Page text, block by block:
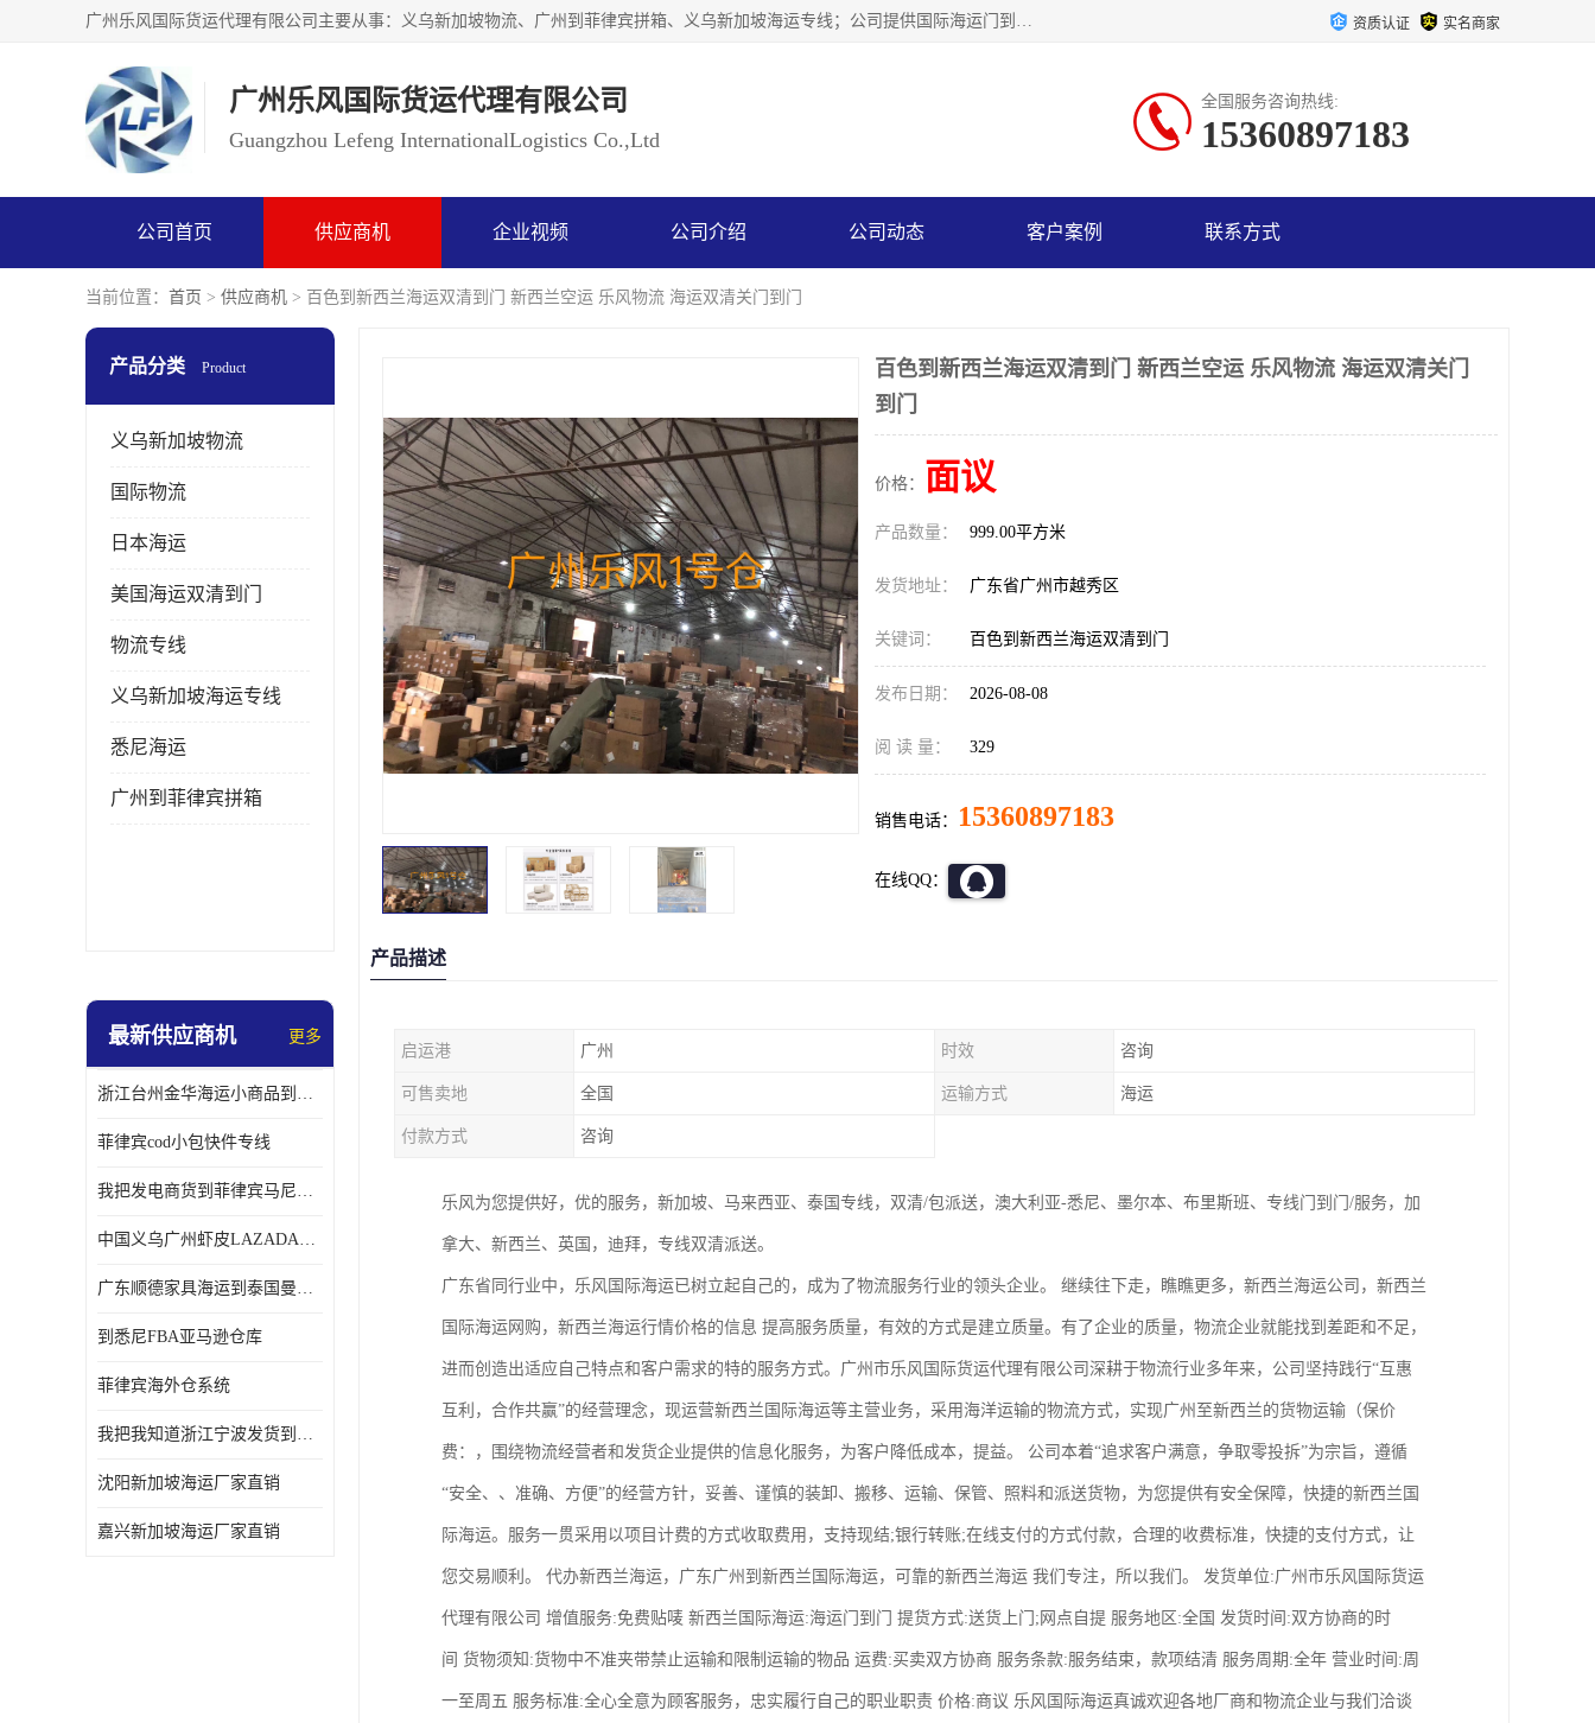
广州乐风国际货运代理有限公司主要从事：义乌新加坡物流、广州到菲律宾拼箱、义乌新加坡海运专线；公司提供国际海运门到门一条龙服务，目前开通的国际海运线路有：澳大利亚国际海运双清到门、美国国际海运双清到门、加拿大国际海运双清到门、新西兰国际海运双清到门等等。以上线路，客户的无论是发小散货拼箱或者包柜发运，我们均可以提供一条龙到门服务，乐风公司有着8年的国际货运到门经验。 资质认证 实名商家
广州乐风国际货运代理有限公司
Guangzhou Lefeng InternationalLogistics Co.,Ltd
全国服务咨询热线:
15360897183
公司首页 供应商机 企业视频 公司介绍 公司动态 客户案例 联系方式
当前位置： 首页 > 供应商机 > 百色到新西兰海运双清到门 新西兰空运 乐风物流 海运双清关门到门
产品分类 Product
义乌新加坡物流
国际物流
日本海运
美国海运双清到门
物流专线
义乌新加坡海运专线
悉尼海运
广州到菲律宾拼箱
最新供应商机 更多
浙江台州金华海运小商品到菲律宾马尼拉怎样收费
菲律宾cod小包快件专线
我把发电商货到菲律宾马尼拉独立站海运经验告诉您
中国义乌广州虾皮LAZADA电商货海运菲律宾怎样收费
广东顺德家具海运到泰国曼谷需要提供什么资料给海运公司呢
到悉尼FBA亚马逊仓库
菲律宾海外仓系统
我把我知道浙江宁波发货到菲律宾马尼拉海运流程告诉您
沈阳新加坡海运厂家直销
嘉兴新加坡海运厂家直销
百色到新西兰海运双清到门 新西兰空运 乐风物流 海运双清关门
到门
价格： 面议
产品数量： 999.00平方米
发货地址： 广东省广州市越秀区
关键词： 百色到新西兰海运双清到门
发布日期： 2026-08-08
阅 读 量： 329
销售电话： 15360897183
在线QQ：
产品描述
启运港 广州 时效 咨询
可售卖地 全国 运输方式 海运
付款方式 咨询
乐风为您提供好，优的服务，新加坡、马来西亚、泰国专线，双清/包派送，澳大利亚-悉尼、墨尔本、布里斯班、专线门到门/服务，加
拿大、新西兰、英国，迪拜，专线双清派送。
广东省同行业中，乐风国际海运已树立起自己的，成为了物流服务行业的领头企业。 继续往下走，瞧瞧更多，新西兰海运公司，新西兰
国际海运网购，新西兰海运行情价格的信息 提高服务质量，有效的方式是建立质量。有了企业的质量，物流企业就能找到差距和不足，
进而创造出适应自己特点和客户需求的特的服务方式。广州市乐风国际货运代理有限公司深耕于物流行业多年来，公司坚持践行“互惠
互利，合作共赢”的经营理念，现运营新西兰国际海运等主营业务，采用海洋运输的物流方式，实现广州至新西兰的货物运输（保价
费：，围绕物流经营者和发货企业提供的信息化服务，为客户降低成本，提益。 公司本着“追求客户满意，争取零投拆”为宗旨，遵循
“安全、、准确、方便”的经营方针，妥善、谨慎的装卸、搬移、运输、保管、照料和派送货物，为您提供有安全保障，快捷的新西兰国
际海运。服务一贯采用以项目计费的方式收取费用，支持现结;银行转账;在线支付的方式付款，合理的收费标准，快捷的支付方式，让
您交易顺利。 代办新西兰海运，广东广州到新西兰国际海运，可靠的新西兰海运 我们专注，所以我们。 发货单位:广州市乐风国际货运
代理有限公司 增值服务:免费贴唛 新西兰国际海运:海运门到门 提货方式:送货上门;网点自提 服务地区:全国 发货时间:双方协商的时
间 货物须知:货物中不准夹带禁止运输和限制运输的物品 运费:买卖双方协商 服务条款:服务结束，款项结清 服务周期:全年 营业时间:周
一至周五 服务标准:全心全意为顾客服务，忠实履行自己的职业职责 价格:商议 乐风国际海运真诚欢迎各地厂商和物流企业与我们洽谈